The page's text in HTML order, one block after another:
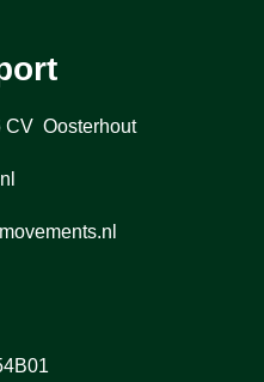
CV Oosterhout